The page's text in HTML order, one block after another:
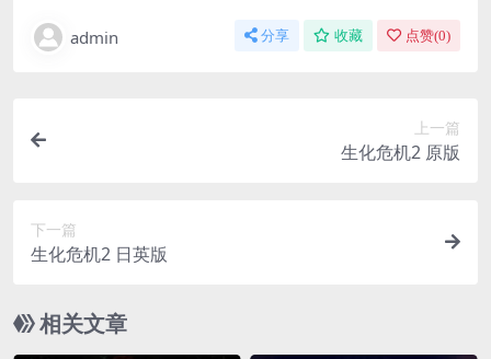
admin 分享 收藏 点赞(0)
上一篇
生化危机2 原版
下一篇
生化危机2 日英版
相关文章